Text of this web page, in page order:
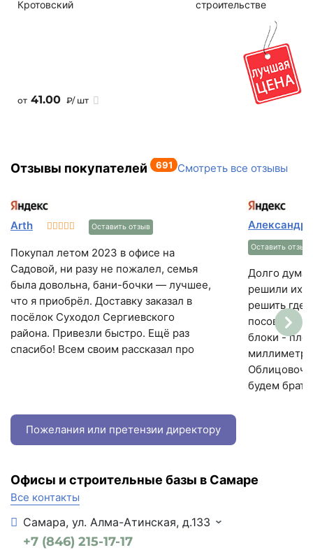
Кротовский
от 41.00 ₽/ шт
строительстве
Отзывы покупателей 691 Смотреть все отзывы
Arth Оставить отзыв
Покупал летом 2023 в офисе на
Садовой, ни разу не пожалел, семья
была довольна, бани-бочки — лучшее,
что я приобрёл. Доставку заказал в
посёлок Суходол Сергиевского
района. Привезли быстро. Ещё раз
спасибо! Всем своим рассказал про
Александр
Оставить отзыв
Долго
решили их
решить где
блоки -
будем брать.
Пожелания или претензии директору
Офисы и строительные базы в Самаре
Все контакты
Самара, ул. Алма-Атинская, д.133
+7 (846) 215-17-17